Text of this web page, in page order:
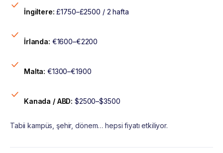
İngiltere: £1750–£2500 / 2 hafta
İrlanda: €1600–€2200
Malta: €1300–€1900
Kanada / ABD: $2500–$3500
Tabii kampüs, şehir, dönem… hepsi fiyatı etkiliyor.